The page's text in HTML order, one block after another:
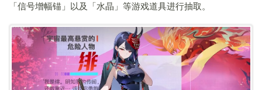
「信号增幅锚」以及「水晶」等游戏道具进行抽取。